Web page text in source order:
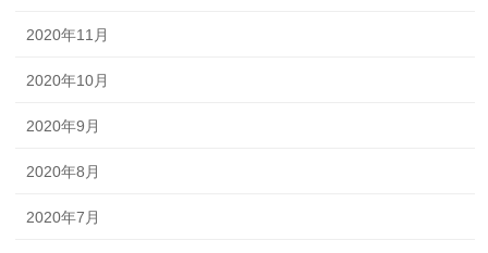
2020年11月
2020年10月
2020年9月
2020年8月
2020年7月